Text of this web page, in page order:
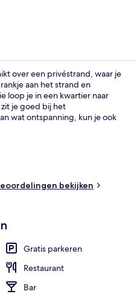
over een privéstrand, waar je
aan het strand en
loop je in een kwartier naar
je goed bij het
wat ontspanning, kun je ook
drankje. Tot de
van/naar het strand
bekijken
Gratis parkeren
Restaurant
Bar